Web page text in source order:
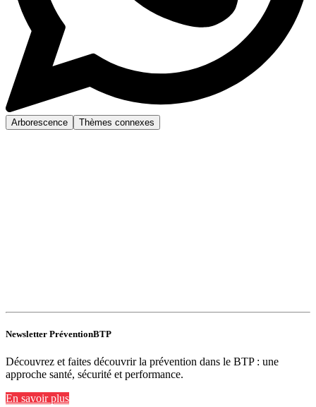
Arborescence Thèmes connexes
Newsletter PréventionBTP
Découvrez et faites découvrir la prévention dans le BTP : une
approche santé, sécurité et performance.
En savoir plus